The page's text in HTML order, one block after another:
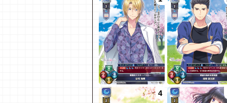
4